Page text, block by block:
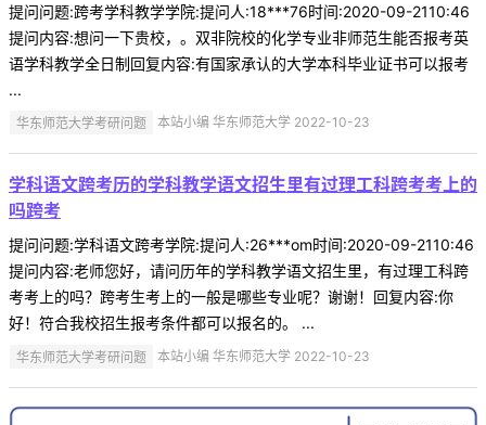
提问问题:跨考学科教学学院:提问人:18***76时间:2020-09-2110:46
提问内容:想问一下贵校，。双非院校的化学专业非师范生能否报考英
语学科教学全日制回复内容:有国家承认的大学本科毕业证书可以报考
...
华东师范大学考研问题 本站小编 华东师范大学 2022-10-23
学科语文跨考历的学科教学语文招生里有过理工科跨考考上的
吗跨考
提问问题:学科语文跨考学院:提问人:26***om时间:2020-09-2110:46
提问内容:老师您好，请问历年的学科教学语文招生里，有过理工科跨
考考上的吗？跨考生考上的一般是哪些专业呢？谢谢！回复内容:你
好！符合我校招生报考条件都可以报名的。 ...
华东师范大学考研问题 本站小编 华东师范大学 2022-10-23